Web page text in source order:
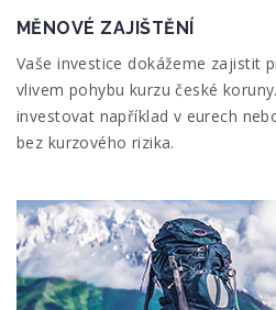
MĚNOVÉ ZAJIŠTĚNÍ
Vaše investice dokážeme zajistit
vlivem pohybu kurzu české
investovat například v eurech
bez kurzového rizika.